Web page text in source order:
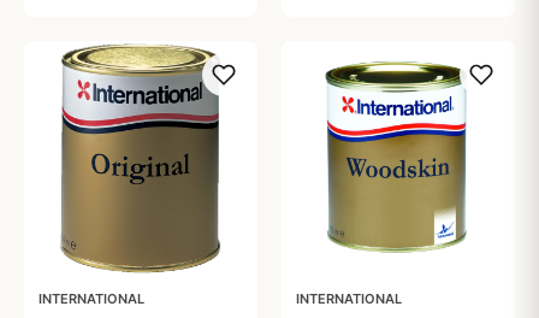
INTERNATIONAL INTERNATIONAL